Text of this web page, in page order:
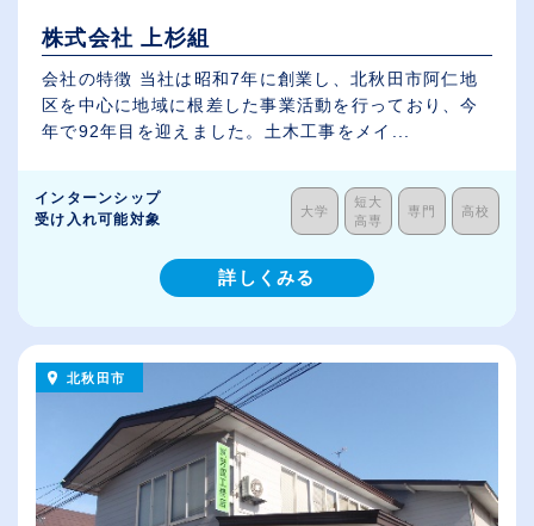
株式会社 上杉組
会社の特徴 当社は昭和7年に創業し、北秋田市阿仁地
区を中心に地域に根差した事業活動を行っており、今
年で92年目を迎えました。土木工事をメイ...
インターンシップ
受け入れ可能対象
大学
短大
高専
専門 高校
詳しくみる
北秋田市